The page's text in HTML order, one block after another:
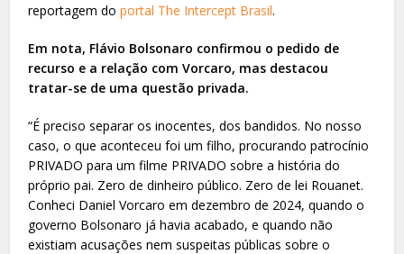
reportagem doportal The Intercept Brasil.
Em nota, Flávio Bolsonaro confirmou o pedido de
recurso e a relação com Vorcaro, mas destacou
tratar-se de uma questão privada.
“É preciso separar os inocentes, dos bandidos. No nosso
caso, o que aconteceu foi um filho, procurando patrocínio
PRIVADO para um filme PRIVADO sobre a história do
próprio pai. Zero de dinheiro público. Zero de lei Rouanet.
Conheci Daniel Vorcaro em dezembro de 2024, quando o
governo Bolsonaro já havia acabado, e quando não
existiam acusações nem suspeitas públicas sobre o